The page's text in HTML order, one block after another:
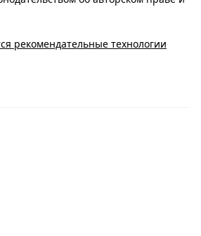
рекомендательные технологии